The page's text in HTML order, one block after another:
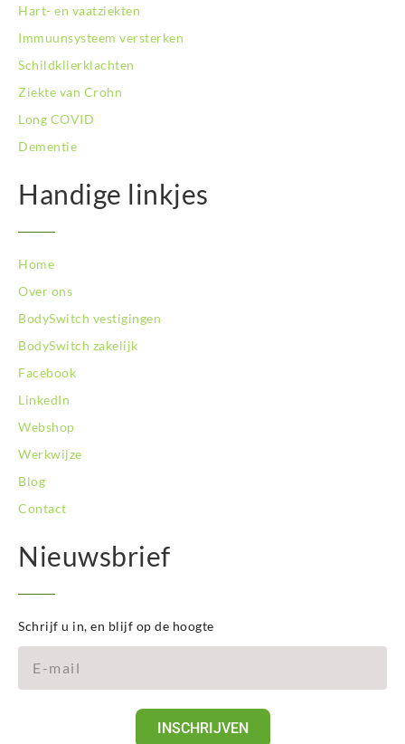
BodySwitch Tiel
BodySwitch Tilburg
BodySwitch Utrecht
BodySwitch Veluwe
BodySwitch Vlaardingen
BodySwitch Wageningen
BodySwitch Zaandam
BodySwitch Zeist
BodySwitch Zoetermeer
BodySwitch Zwolle
Hart- en vaatziekten
Immuunsysteem versterken
Schildklierklachten
Ziekte van Crohn
Long COVID
Dementie
Handige linkjes
Home
Over ons
BodySwitch vestigingen
BodySwitch zakelijk
Facebook
LinkedIn
Webshop
Werkwijze
Blog
Contact
Nieuwsbrief
Schrijf u in, en blijf op de hoogte
INSCHRIJVEN